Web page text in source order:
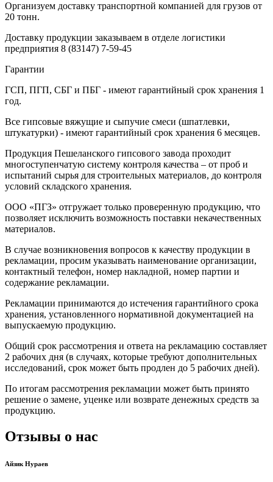
Организуем доставку транспортной компанией для грузов от
20 тонн.
Доставку продукции заказываем в отделе логистики
предприятия 8 (83147) 7-59-45
Гарантии
ГСП, ПГП, СБГ и ПБГ - имеют гарантийный срок хранения 1
год.
Все гипсовые вяжущие и сыпучие смеси (шпатлевки,
штукатурки) - имеют гарантийный срок хранения 6 месяцев.
Продукция Пешеланского гипсового завода проходит
многоступенчатую систему контроля качества – от проб и
испытаний сырья для строительных материалов, до контроля
условий складского хранения.
ООО «ПГЗ» отгружает только проверенную продукцию, что
позволяет исключить возможность поставки некачественных
материалов.
В случае возникновения вопросов к качеству продукции в
рекламации, просим указывать наименование организации,
контактный телефон, номер накладной, номер партии и
содержание рекламации.
Рекламации принимаются до истечения гарантийного срока
хранения, установленного нормативной документацией на
выпускаемую продукцию.
Общий срок рассмотрения и ответа на рекламацию составляет
2 рабочих дня (в случаях, которые требуют дополнительных
исследований, срок может быть продлен до 5 рабочих дней).
По итогам рассмотрения рекламации может быть принято
решение о замене, уценке или возврате денежных средств за
продукцию.
Отзывы о нас
Айзик Нураев